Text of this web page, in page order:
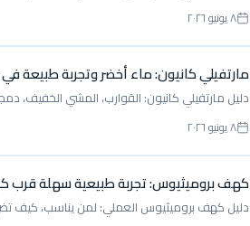
٨ يونيو ٢٠٢٦
مارتفيلي كانيون: ماء أخضر وتجربة طبيعة
دليل مارتفيلي كانيون: القوارب، المشي الخفيف،
٨ يونيو ٢٠٢٦
كهف بروميثيوس: تجربة طبيعية سهلة قرب
دليل كهف بروميثيوس العملي: لمن يناسب، كيف